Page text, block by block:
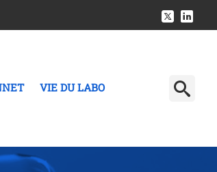
VIE DU LABO